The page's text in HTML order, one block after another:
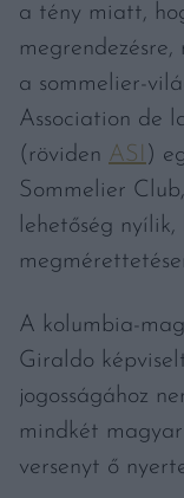
a tény miatt,
a sommelier-
Association de
(röviden ASI )
Sommelier
lehetőség
A kolumbia-
Giraldo
jogosságához
mindkét
versenyt ő